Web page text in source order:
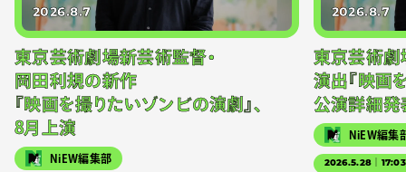
2026.8.7
東京芸術劇場新芸術監督・
岡田利規の新作
『映画を撮りたいゾンビの演劇』、
8月上演
NiEW編集部
2026.8.7
東京芸術劇
演出『映画
公演詳細発
NiEW編集
2026.5.28｜17:03